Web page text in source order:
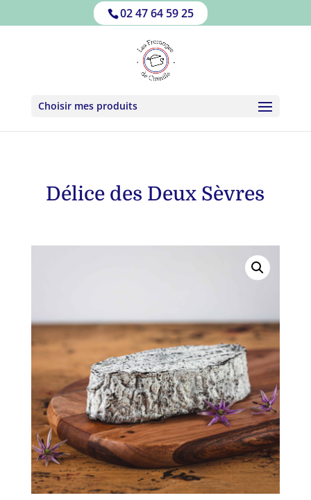
02 47 64 59 25
Choisir mes produits
Délice des Deux Sèvres